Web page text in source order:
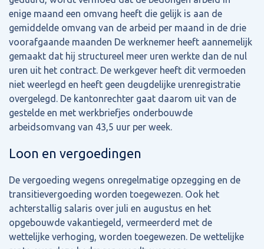
enige maand een omvang heeft die gelijk is aan de
gemiddelde omvang van de arbeid per maand in de drie
voorafgaande maanden De werknemer heeft aannemelijk
gemaakt dat hij structureel meer uren werkte dan de nul
uren uit het contract. De werkgever heeft dit vermoeden
niet weerlegd en heeft geen deugdelijke urenregistratie
overgelegd. De kantonrechter gaat daarom uit van de
gestelde en met werkbriefjes onderbouwde
arbeidsomvang van 43,5 uur per week.
Loon en vergoedingen
De vergoeding wegens onregelmatige opzegging en de
transitievergoeding worden toegewezen. Ook het
achterstallig salaris over juli en augustus en het
opgebouwde vakantiegeld, vermeerderd met de
wettelijke verhoging, worden toegewezen. De wettelijke